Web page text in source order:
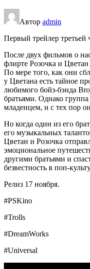
Автор admin
Первый трейлер третьей
После двух фильмов о
флирте Розочка и
По мере того, как они
у Цветана есть тайное
любимого бойз-бэнда
братьями. Однако
младенцем, и с тех пор
Но когда один из его
его музыкальных
Цветан и Розочка
эмоциональное
другими братьями и
безвестность в поп-
Релиз 17 ноября.
#PSKino
#Trolls
#DreamWorks
#Universal